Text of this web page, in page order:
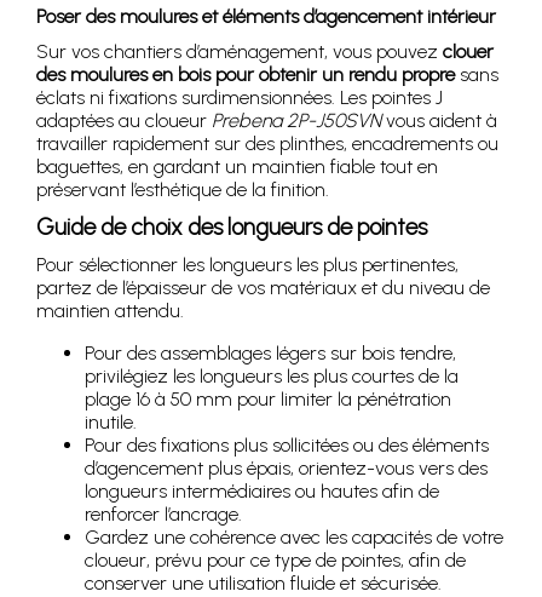
Poser des moulures et éléments d’agencement intérieur
Sur vos chantiers d’aménagement, vous pouvez clouer
des moulures en bois pour obtenir un rendu propresans
éclats ni fixations surdimensionnées. Les pointes J
adaptées au cloueur Prebena 2P-J50SVNvous aident à
travailler rapidement sur des plinthes, encadrements ou
baguettes, en gardant un maintien fiable tout en
préservant l’esthétique de la finition.
Guide de choix des longueurs de pointes
Pour sélectionner les longueurs les plus pertinentes,
partez de l’épaisseur de vos matériaux et du niveau de
maintien attendu.
Pour des assemblages légers sur bois tendre,
privilégiez les longueurs les plus courtes de la
plage 16 à 50 mm pour limiter la pénétration
inutile.
Pour des fixations plus sollicitées ou des éléments
d’agencement plus épais, orientez-vous vers des
longueurs intermédiaires ou hautes afin de
renforcer l’ancrage.
Gardez une cohérence avec les capacités de votre
cloueur, prévu pour ce type de pointes, afin de
conserver une utilisation fluide et sécurisée.